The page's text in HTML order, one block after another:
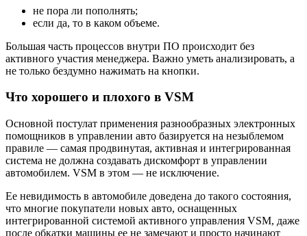
не пора ли пополнять;
если да, то в каком объеме.
Большая часть процессов внутри ПО происходит без
активного участия менеджера. Важно уметь анализировать, а
не только бездумно нажимать на кнопки.
Что хорошего и плохого в VSM
Основной постулат применения разнообразных электронных
помощников в управлении авто базируется на незыблемом
правиле — самая продвинутая, активная и интегрированная
система не должна создавать дискомфорт в управлении
автомобилем. VSM в этом — не исключение.
Ее невидимость в автомобиле доведена до такого состояния,
что многие покупатели новых авто, оснащенных
интегрированной системой активного управления VSM, даже
после обкатки машины ее не замечают и просто начинают